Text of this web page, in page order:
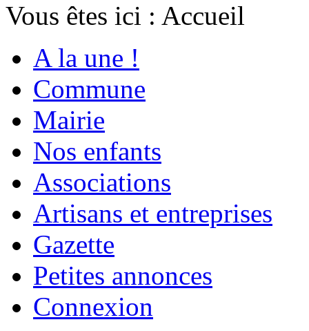
Vous êtes ici : Accueil
A la une !
Commune
Mairie
Nos enfants
Associations
Artisans et entreprises
Gazette
Petites annonces
Connexion